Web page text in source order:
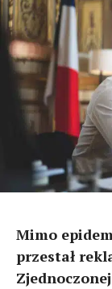
Mimo
przestał